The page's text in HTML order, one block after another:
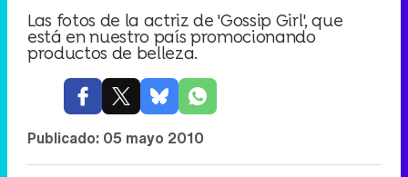
Las fotos de la actriz de 'Gossip Girl', que
está en nuestro país promocionando
productos de belleza.
Publicado: 05 mayo 2010